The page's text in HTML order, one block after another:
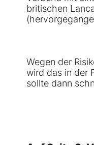
britischen
Wegen der
wird das in der
sollte dann